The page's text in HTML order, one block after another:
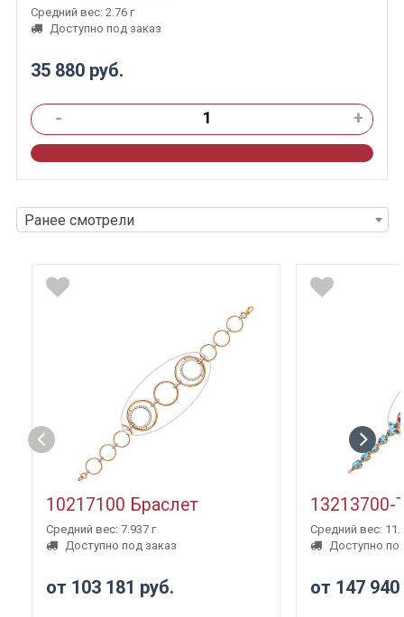
Средний вес: 2.76 г
Доступно под заказ
35 880 руб.
- +
Ранее смотрели
10217100 Браслет
Средний вес: 7.937 г
Доступно под заказ
от 103 181 руб.
13213700-
Средний вес:
Доступно
от 147 940